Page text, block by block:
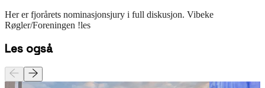
Her er fjorårets nominasjonsjury i full diskusjon. Vibeke
Røgler/Foreningen !les
Les også